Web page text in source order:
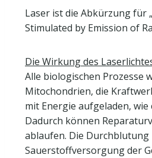
Laser ist die Abkürzung für
Stimulated by Emission of
Die Wirkung des
Alle biologischen Prozesse
Mitochondrien, die
mit Energie aufgeladen, wie
Dadurch können
ablaufen. Die Durchblutung
Sauerstoffversorgung der